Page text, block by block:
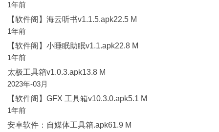
1年前
【软件阁】海云听书v1.1.5.apk22.5 M
1年前
【软件阁】小睡眠助眠v1.1.apk22.8 M
1年前
太极工具箱v1.0.3.apk13.8 M
2023年-03月
【软件阁】GFX 工具箱v10.3.0.apk5.1 M
1年前
安卓软件：自媒体工具箱.apk61.9 M